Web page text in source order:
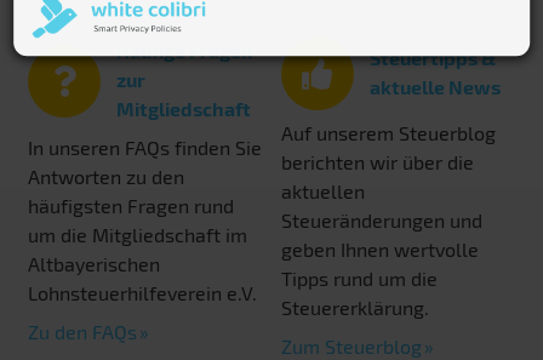
Häufige Fragen
zur
Mitgliedschaft
In unseren FAQs finden Sie
Antworten zu den
häufigsten Fragen rund
um die Mitgliedschaft im
Altbayerischen
Lohnsteuerhilfeverein e.V.
Zu den FAQs
Steuertipps &
aktuelle News
Auf unserem Steuerblog
berichten wir über die
aktuellen
Steueränderungen und
geben Ihnen wertvolle
Tipps rund um die
Steuererklärung.
Zum Steuerblog